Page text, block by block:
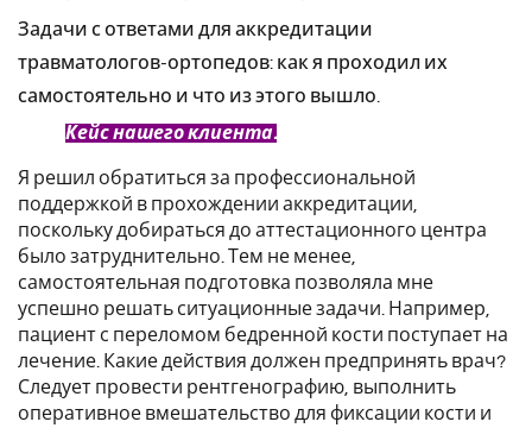
Задачи с ответами для аккредитации
травматологов-ортопедов: как я проходил их
самостоятельно и что из этого вышло.
Кейс нашего клиента.
Я решил обратиться за профессиональной
поддержкой в прохождении аккредитации,
поскольку добираться до аттестационного центра
было затруднительно. Тем не менее,
самостоятельная подготовка позволяла мне
успешно решать ситуационные задачи. Например,
пациент с переломом бедренной кости поступает на
лечение. Какие действия должен предпринять врач?
Следует провести рентгенографию, выполнить
оперативное вмешательство для фиксации кости и